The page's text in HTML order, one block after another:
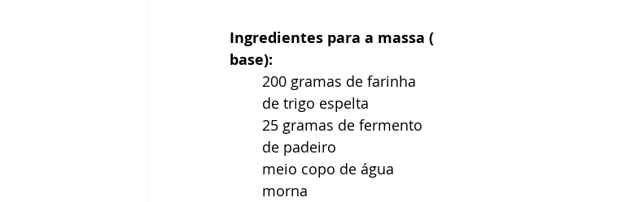
Ingredientes para a massa (
base):
200 gramas de farinha
de trigo espelta
25 gramas de fermento
de padeiro
meio copo de água
morna